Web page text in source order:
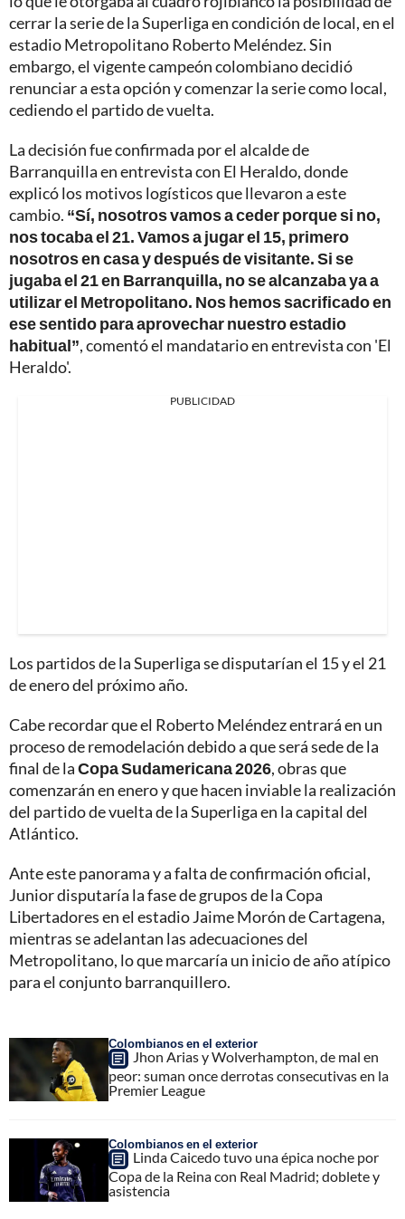
cerrar la serie de la Superliga en condición de local, en el
estadio Metropolitano Roberto Meléndez. Sin
embargo, el vigente campeón colombiano decidió
renunciar a esta opción y comenzar la serie como local,
cediendo el partido de vuelta.
La decisión fue confirmada por el alcalde de
Barranquilla en entrevista con El Heraldo, donde
explicó los motivos logísticos que llevaron a este
cambio. “Sí, nosotros vamos a ceder porque si no,
nos tocaba el 21. Vamos a jugar el 15, primero
nosotros en casa y después de visitante. Si se
jugaba el 21 en Barranquilla, no se alcanzaba ya a
utilizar el Metropolitano. Nos hemos sacrificado en
ese sentido para aprovechar nuestro estadio
habitual”, comentó el mandatario en entrevista con 'El
Heraldo'.
PUBLICIDAD
Los partidos de la Superliga se disputarían el 15 y el 21
de enero del próximo año.
Cabe recordar que el Roberto Meléndez entrará en un
proceso de remodelación debido a que será sede de la
final de laCopa Sudamericana 2026, obras que
comenzarán en enero y que hacen inviable la realización
del partido de vuelta de la Superliga en la capital del
Atlántico.
Ante este panorama y a falta de confirmación oficial,
Junior disputaría la fase de grupos de la Copa
Libertadores en el estadio Jaime Morón de Cartagena,
mientras se adelantan las adecuaciones del
Metropolitano, lo que marcaría un inicio de año atípico
para el conjunto barranquillero.
Colombianos en el exterior
Jhon Arias y Wolverhampton, de mal en
peor: suman once derrotas consecutivas en la
Premier League
Colombianos en el exterior
Linda Caicedo tuvo una épica noche por
Copa de la Reina con Real Madrid; doblete y
asistencia